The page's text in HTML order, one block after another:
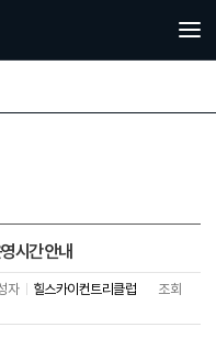
시간 안내
자 힐스카이컨트리클럽
조회